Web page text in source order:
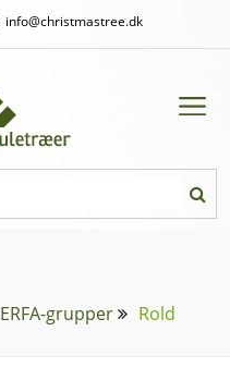
info@christmastree.dk
ERFA-grupper Rold